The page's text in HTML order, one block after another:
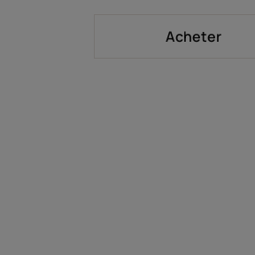
Acheter